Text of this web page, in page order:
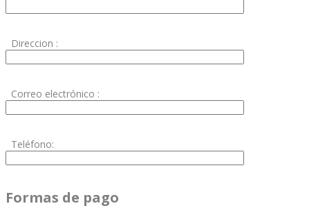
Direccion :
Correo electrónico :
Teléfono:
Formas de pago